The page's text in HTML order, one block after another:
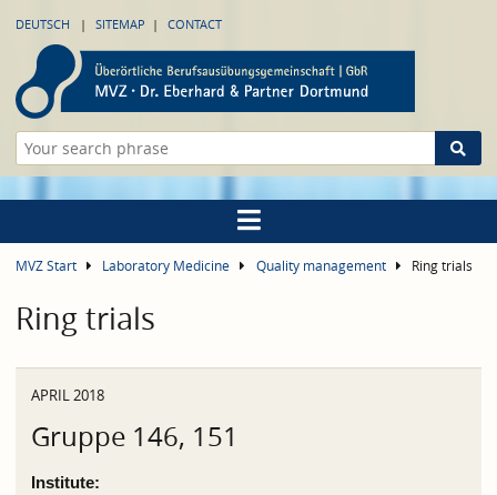
DEUTSCH SITEMAP CONTACT
MVZ Start Laboratory Medicine Quality management Ring trials
Ring trials
APRIL 2018
Gruppe 146, 151
Institute: